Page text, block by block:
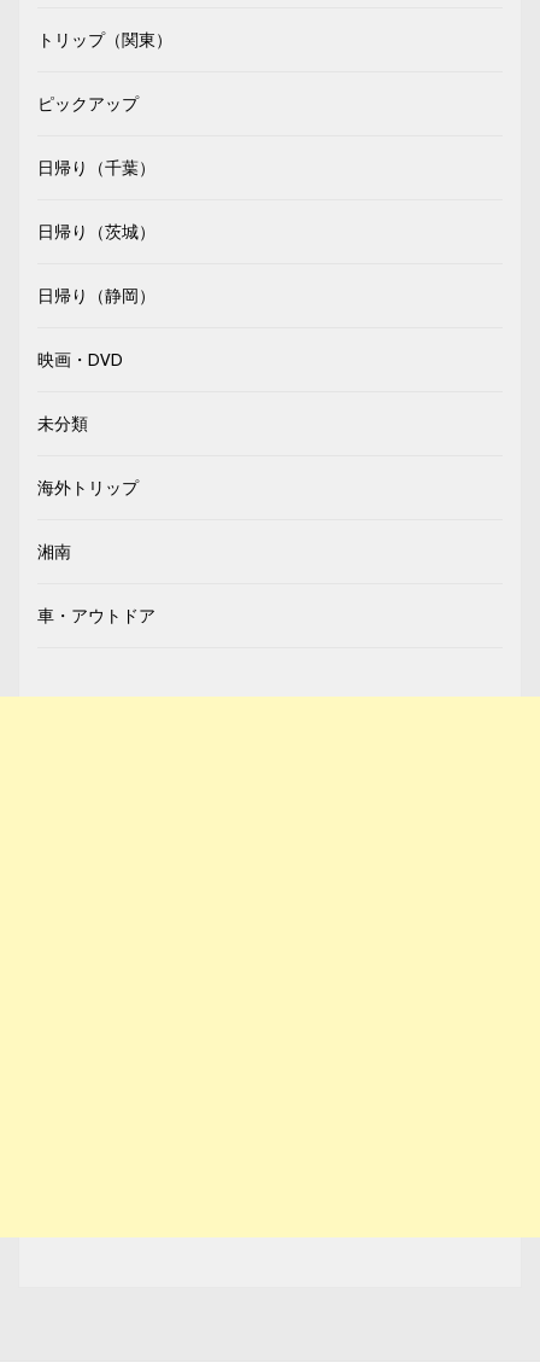
トリップ（関東）
ピックアップ
日帰り（千葉）
日帰り（茨城）
日帰り（静岡）
映画・DVD
未分類
海外トリップ
湘南
車・アウトドア